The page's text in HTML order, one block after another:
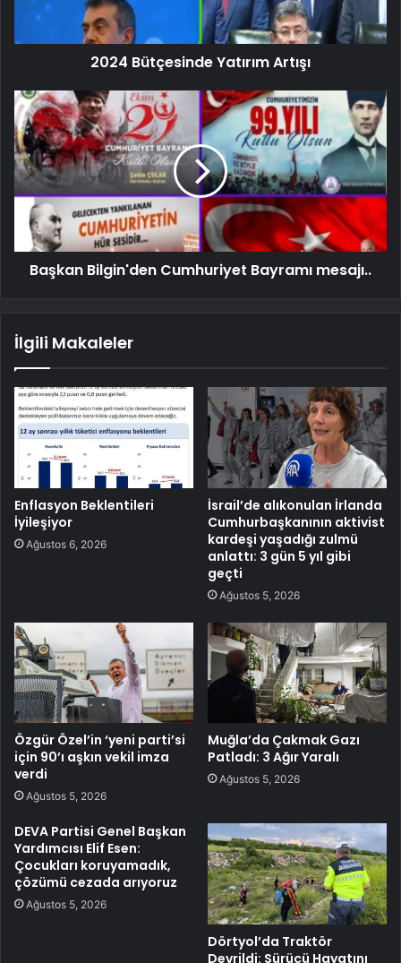
2024 Bütçesinde Yatırım Artışı
Başkan Bilgin'den Cumhuriyet Bayramı mesajı..
İlgili Makaleler
Enflasyon Beklentileri
İyileşiyor
Ağustos 6, 2026
İsrail’de alıkonulan İrlanda
Cumhurbaşkanının aktivist
kardeşi yaşadığı zulmü
anlattı: 3 gün 5 yıl gibi
geçti
Ağustos 5, 2026
Özgür Özel’in ‘yeni parti’si
için 90’ı aşkın vekil imza
verdi
Ağustos 5, 2026
Muğla’da Çakmak Gazı
Patladı: 3 Ağır Yaralı
Ağustos 5, 2026
DEVA Partisi Genel Başkan
Yardımcısı Elif Esen:
Çocukları koruyamadık,
çözümü cezada arıyoruz
Ağustos 5, 2026
Dörtyol’da Traktör
Devrildi: Sürücü Hayatını